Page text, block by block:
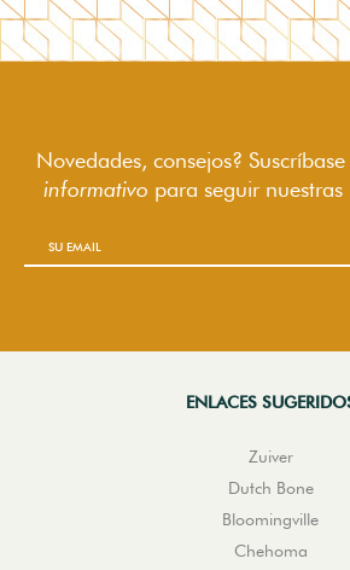
Novedades, consejos? Suscríbase
informativo para seguir
ENLACES
Zuiver
Dutch Bone
Bloomingville
Chehoma